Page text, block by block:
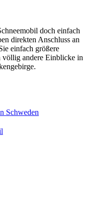
doch einfach
direkten Anschluss an
einfach größere
völlig andere Einblicke in